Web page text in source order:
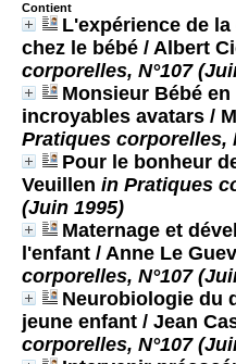
Contient
L'expérience de
chez le bébé / Albert
corporelles, N°107
Monsieur Bébé
incroyables avatars /
Pratiques corporelles,
Pour le bonheur
Veuillen in Pratiques
(Juin 1995)
Maternage et
l'enfant / Anne Le
corporelles, N°107
Neurobiologie du
jeune enfant / Jean
corporelles, N°107